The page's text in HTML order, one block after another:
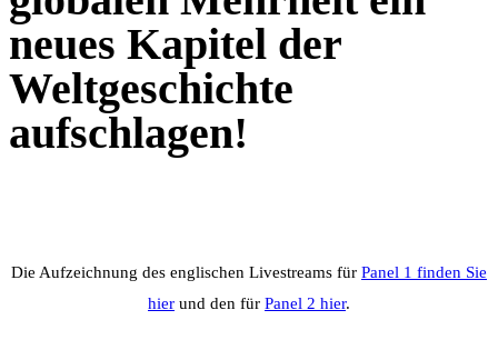
neues Kapitel der
Weltgeschichte
aufschlagen!
Die Aufzeichnung des englischen Livestreams für Panel 1 finden Sie
hier und den für Panel 2 hier.